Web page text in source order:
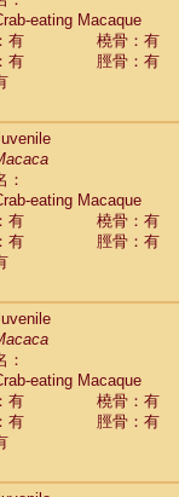
(1)
(0)
chrysogaster
atys(0)
lunulatus(0)
torquatus(0)
eating Macaque
有
橈骨：有
有
脛骨：有
：
eating Macaque
有
橈骨：有
有
脛骨：有
：
eating Macaque
有
橈骨：有
有
脛骨：有